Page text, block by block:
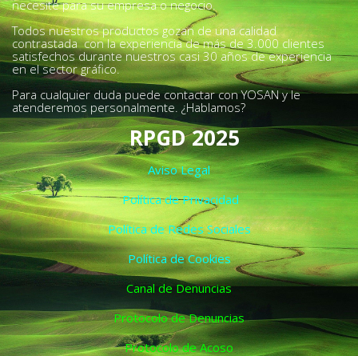
necesite para su empresa o negocio.
Todos nuestros productos gozan de una calidad
contrastada con la experiencia de más de 3.000 clientes
satisfechos durante nuestros casi 30 años de experiencia
en el sector gráfico.
Para cualquier duda puede contactar con YOSAN y le
atenderemos personalmente. ¿Hablamos?
RPGD 2025
Aviso Legal
Política de Privacidad
Política de Redes Sociales
Política de Cookies
Canal de Denuncias
Protocolo de Denuncias
Protocolo de Acoso